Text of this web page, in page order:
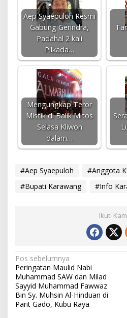
Aep Syaepuloh Resmi
Gabung Gerindra,
Padahal 2 kali
Pilkada…
Mengungkap Teror
Mistik di Balik Mitos
Selasa Kliwon
dalam…
#Aep Syaepuloh
#Anggota
#Bupati Karawang
#Info
Ikuti
N
a
v
i
Pos sebelumnya
Peringatan Maulid Nabi
Muhammad SAW dan Milad
Sayyid Muhammad Fawwaz
Bin Sy. Muhsin Al-Hinduan di
Parit Gado, Kubu Raya